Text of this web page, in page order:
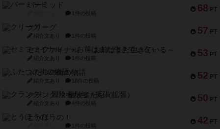
68 PT
パーミッド
1件の投稿
57 PT
クリーグ
紹介文あり 1件の投稿
53 PT
セミファイナル ～お前はまだ生きている～
紹介文あり 1件の投稿
52 PT
ふたつの街の物語
紹介文あり 18件の投稿
50 PT
クランク! ：冒険者たち（拡張）
紹介文あり 4件の投稿
42 PT
とうほうの！
1件の投稿